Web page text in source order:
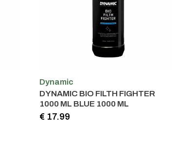
Dynamic
DYNAMIC BIO FILTH FIGHTER
1000 ML BLUE 1000 ML
€ 17.99